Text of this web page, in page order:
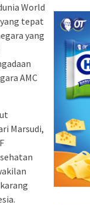
World
tepat
yang
AMC
Marsudi,